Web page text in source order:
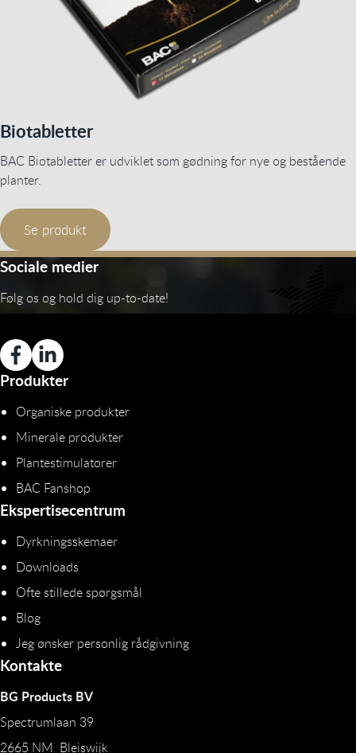
Biotabletter
BAC Biotabletter er udviklet som gødning for nye og bestående
planter.
Se produkt
Sociale medier
Følg os og hold dig up-to-date!
Produkter
Organiske produkter
Minerale produkter
Plantestimulatorer
BAC Fanshop
Ekspertisecentrum
Dyrkningsskemaer
Downloads
Ofte stillede spørgsmål
Blog
Jeg ønsker personlig rådgivning
Kontakte
BG Products BV
Spectrumlaan 39
2665 NM Bleiswijk